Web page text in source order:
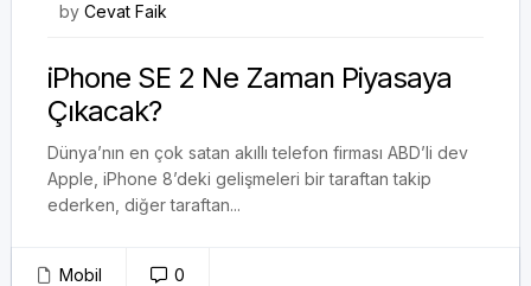
by Cevat Faik
iPhone SE 2 Ne Zaman Piyasaya
Çıkacak?
Dünya’nın en çok satan akıllı telefon firması ABD’li dev
Apple, iPhone 8’deki gelişmeleri bir taraftan takip
ederken, diğer taraftan...
Mobil 0